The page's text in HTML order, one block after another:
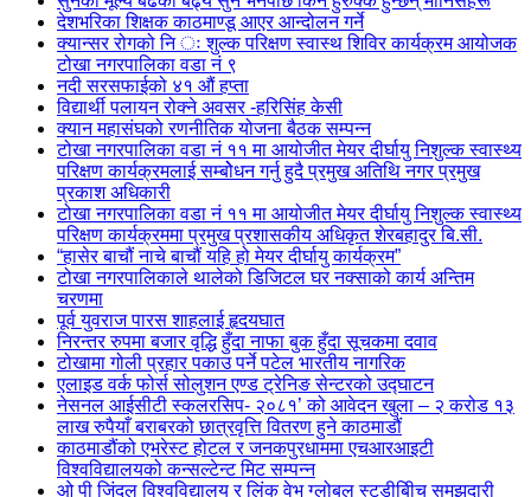
देशभरिका शिक्षक काठमाण्डू आएर आन्दोलन गर्ने
क्यान्सर रोगको नि ः शुल्क परिक्षण स्वास्थ शिविर कार्यक्रम आयोजक
टोखा नगरपालिका वडा नं ९
नदी सरसफाईको ४१ औं हप्ता
विद्यार्थी पलायन रोक्ने अवसर -हरिसिंह केसी
क्यान महासंघको रणनीतिक योजना बैठक सम्पन्न
टोखा नगरपालिका वडा नं ११ मा आयोजीत मेयर दीर्घायु निशुल्क स्वास्थ्य
परिक्षण कार्यक्रमलाई सम्बोेधन गर्नु हुदै प्रमुख अतिथि नगर प्रमुख
प्रकाश अधिकारी
टोखा नगरपालिका वडा नं ११ मा आयोजीत मेयर दीर्घायु निशुल्क स्वास्थ्य
परिक्षण कार्यक्रममा प्रमुख प्रशासकीय अधिकृत शेरबहादुर बि.सी.
“हासेर बाचौं नाचे बाचौं यहि हो मेयर दीर्घायु कार्यक्रम”
टोखा नगरपालिकाले थालेको डिजिटल घर नक्साको कार्य अन्तिम
चरणमा
पूर्व युवराज पारस शाहलाई हृदयघात
निरन्तर रुपमा बजार वृद्धि हुँदा नाफा बुक हुँदा सूचकमा दवाव
टोखामा गोली प्रहार पकाउ पर्ने पटेल भारतीय नागरिक
एलाइड वर्क फोर्स सोलुशन एण्ड ट्रेनिङ सेन्टरको उद्घाटन
नेसनल आईसीटी स्कलरसिप- २०८१’ को आवेदन खुला – २ करोड १३
लाख रुपैयाँ बराबरको छात्रवृत्ति वितरण हुने काठमाडौं
काठमाडौंको एभरेस्ट होटल र जनकपुरधाममा एचआरआइटी
विश्वविद्यालयको कन्सल्टेन्ट मिट सम्पन्न
ओ पी जिंदल विश्वविद्यालय र लिंक वेभ ग्लोबल स्टडीबीिच समझदारी